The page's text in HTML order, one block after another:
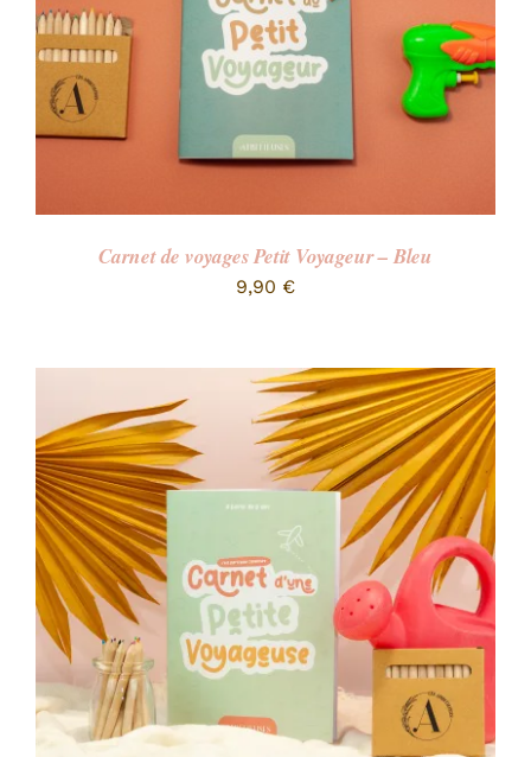
Carnet de voyages Petit Voyageur – Bleu
9,90 €